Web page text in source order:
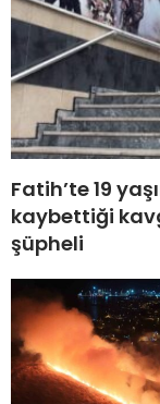
Fatih’te 19
kaybettiği
şüpheli